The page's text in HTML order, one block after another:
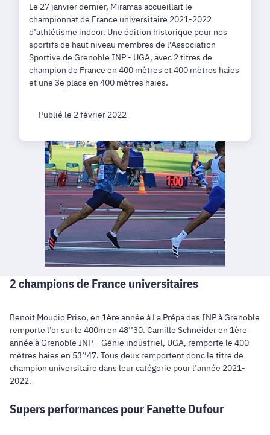
Le 27 janvier dernier, Miramas accueillait le
championnat de France universitaire 2021-2022
d’athlétisme indoor. Une édition historique pour nos
sportifs de haut niveau membres de l’Association
Sportive de Grenoble INP - UGA, avec 2 titres de
champion de France en 400 mètres et 400 mètres haies
et une 3e place en 400 mètres haies.
Publié le 2 février 2022
2 champions de France universitaires
Benoit Moudio Priso, en 1ère année à La Prépa des INP à Grenoble
remporte l’or sur le 400m en 48’’30. Camille Schneider en 1ère
année à Grenoble INP – Génie industriel, UGA, remporte le 400
mètres haies en 53’’47. Tous deux remportent donc le titre de
champion universitaire dans leur catégorie pour l’année 2021-
2022.
Supers performances pour Fanette Dufour